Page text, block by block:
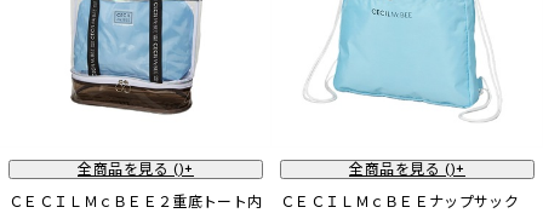
全商品を見る ()+
ＣＥＣＩＬＭｃＢＥＥ２重底トート内
全商品を見る ()+
ＣＥＣＩＬＭｃＢＥＥナップサック